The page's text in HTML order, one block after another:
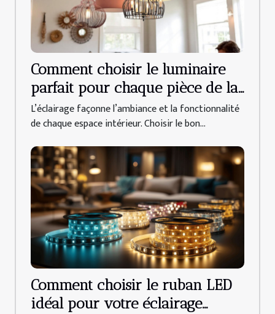
Comment choisir le luminaire
parfait pour chaque pièce de la
maison
L’éclairage façonne l’ambiance et la fonctionnalité
de chaque espace intérieur. Choisir le bon...
Comment choisir le ruban LED
idéal pour votre éclairage